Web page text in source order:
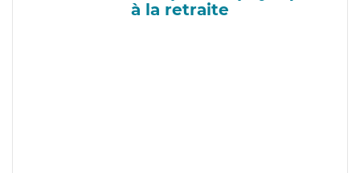
à la retraite